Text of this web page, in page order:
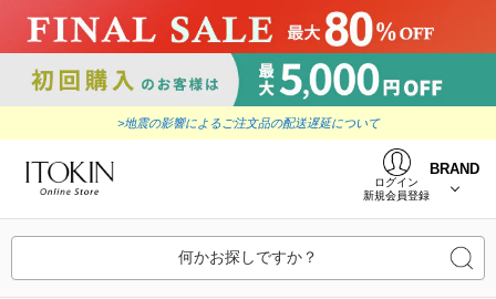
>地震の影響によるご注文品の配送遅延について
ログイン
新規会員登録
BRAND
何かお探しですか？